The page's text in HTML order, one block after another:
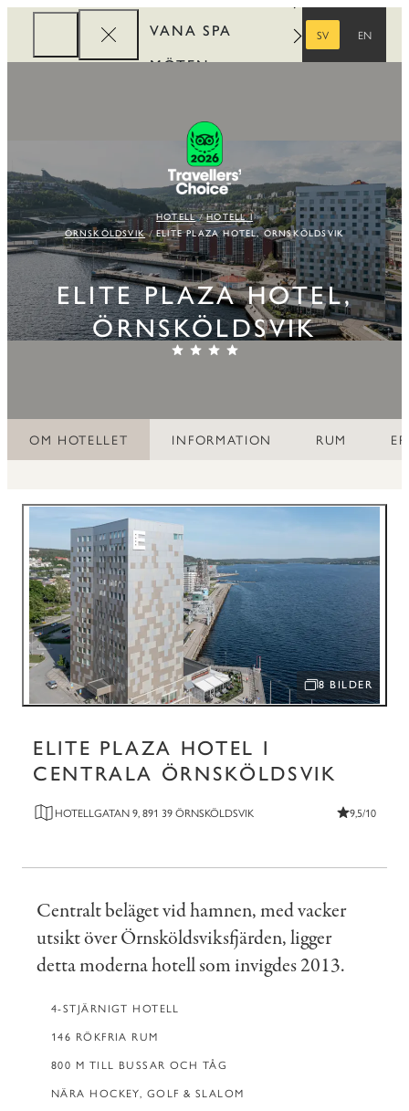
VANA SPA
MÖTEN
REWARDS
SV
EN
HOTELL
HOTELL I
ÖRNSKÖLDSVIK
ELITE PLAZA HOTEL, ÖRNSKÖLDSVIK
ELITE PLAZA HOTEL,
ÖRNSKÖLDSVIK
OM HOTELLET INFORMATION RUM
ÖPPNA BILDSPEL
8 BILDER
ELITE PLAZA HOTEL I
CENTRALA ÖRNSKÖLDSVIK
HOTELLGATAN 9, 891 39 ÖRNSKÖLDSVIK 9,5/10
Centralt beläget vid hamnen, med vacker
utsikt över Örnsköldsviksfjärden, ligger
detta moderna hotell som invigdes 2013.
4-STJÄRNIGT HOTELL
146 RÖKFRIA RUM
800 M TILL BUSSAR OCH TÅG
NÄRA HOCKEY, GOLF & SLALOM